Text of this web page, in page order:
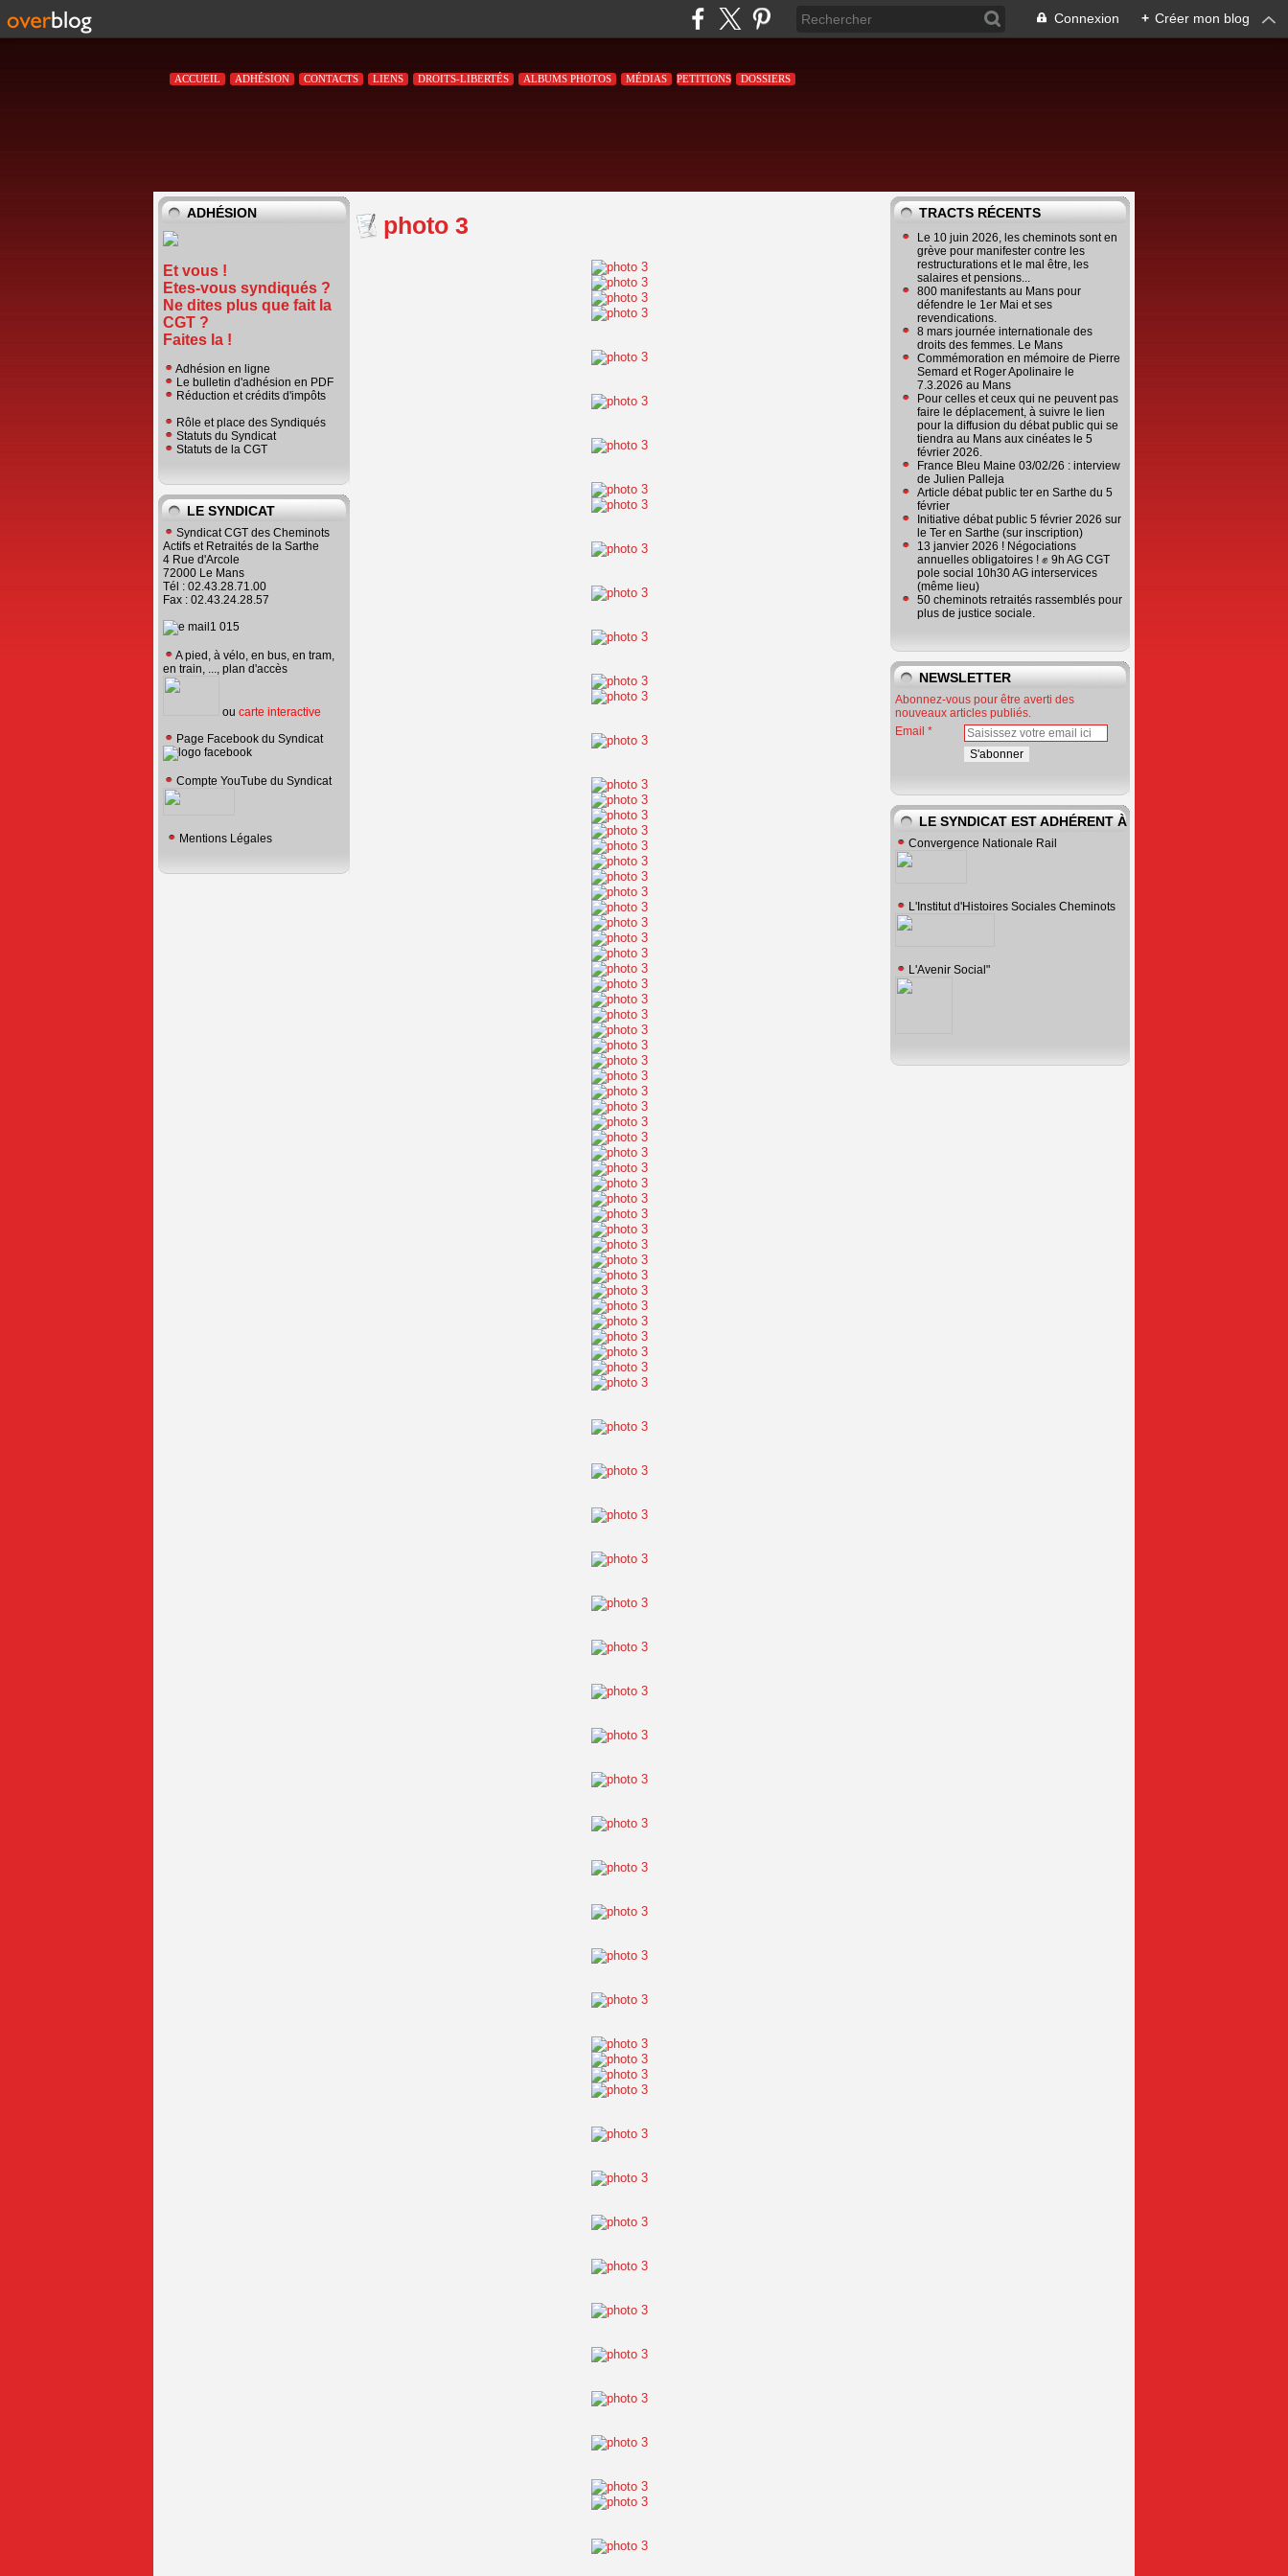
Connexion + Créer mon blog
ACCUEIL ADHÉSION CONTACTS LIENS DROITS-LIBERTÉS ALBUMS PHOTOS MÉDIAS PETITIONS DOSSIERS
ADHÉSION
Et vous !
Etes-vous syndiqués ?
Ne dites plus que fait la
CGT ?
Faites la !
Adhésion en ligne
Le bulletin d'adhésion en PDF
Réduction et crédits d'impôts
Rôle et place des Syndiqués
Statuts du Syndicat
Statuts de la CGT
LE SYNDICAT
Syndicat CGT des Cheminots
Actifs et Retraités de la Sarthe
4 Rue d'Arcole
72000 Le Mans
Tél : 02.43.28.71.00
Fax : 02.43.24.28.57
A pied, à vélo, en bus, en tram,
en train, ..., plan d'accès
ou carte interactive
Page Facebook du Syndicat
Compte YouTube du Syndicat
Mentions Légales
photo 3 TRACTS RÉCENTS
Le 10 juin 2026, les cheminots sont en
grève pour manifester contre les
restructurations et le mal être, les
salaires et pensions...
800 manifestants au Mans pour
défendre le 1er Mai et ses
revendications.
8 mars journée internationale des
droits des femmes. Le Mans
Commémoration en mémoire de Pierre
Semard et Roger Apolinaire le
7.3.2026 au Mans
Pour celles et ceux qui ne peuvent pas
faire le déplacement, à suivre le lien
pour la diffusion du débat public qui se
tiendra au Mans aux cinéates le 5
février 2026.
France Bleu Maine 03/02/26 : interview
de Julien Palleja
Article débat public ter en Sarthe du 5
février
Initiative débat public 5 février 2026 sur
le Ter en Sarthe (sur inscription)
13 janvier 2026 ! Négociations
annuelles obligatoires ! ✊ 9h AG CGT
pole social 10h30 AG interservices
(même lieu)
50 cheminots retraités rassemblés pour
plus de justice sociale.
NEWSLETTER
Abonnez-vous pour être averti des
nouveaux articles publiés.
Email
LE SYNDICAT EST ADHÉRENT À
Convergence Nationale Rail
L'Institut d'Histoires Sociales Cheminots
L'Avenir Social"